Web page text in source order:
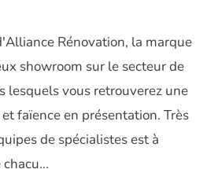
Rénovation, la marque
showroom sur le secteur de
lesquels vous retrouverez une
faïence en présentation. Très
de spécialistes est à